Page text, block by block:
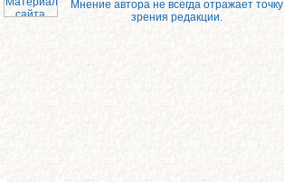
Мнение автора не всегда отражает точку
зрения редакции.